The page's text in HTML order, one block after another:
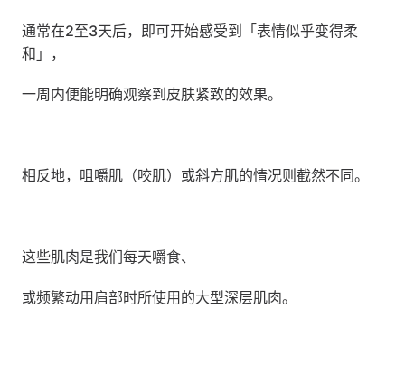
通常在2至3天后，即可开始感受到「表情似乎变得柔
和」，
一周内便能明确观察到皮肤紧致的效果。
相反地，咀嚼肌（咬肌）或斜方肌的情况则截然不同。
这些肌肉是我们每天嚼食、
或频繁动用肩部时所使用的大型深层肌肉。